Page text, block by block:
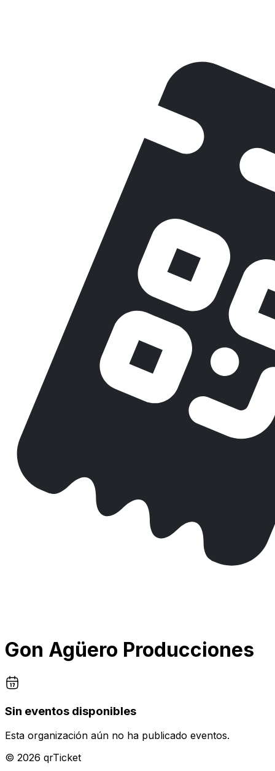
Gon Agüero Producciones
Sin eventos disponibles
Esta organización aún no ha publicado eventos.
© 2026 qrTicket